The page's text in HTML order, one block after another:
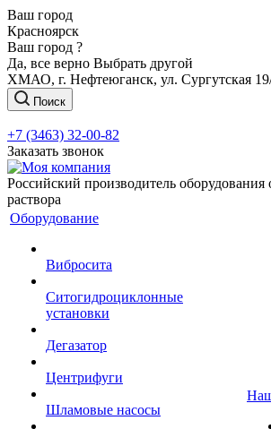
Ваш город
Красноярск
Ваш город ?
Да, все верно Выбрать другой
ХМАО, г. Нефтеюганск, ул. Сургутская
Поиск
+7 (3463) 32-00-82
Заказать звонок
Российский производитель оборудования
раствора
Оборудование
Вибросита
Ситогидроциклонные
установки
Дегазатор
Центрифуги
Шламовые насосы